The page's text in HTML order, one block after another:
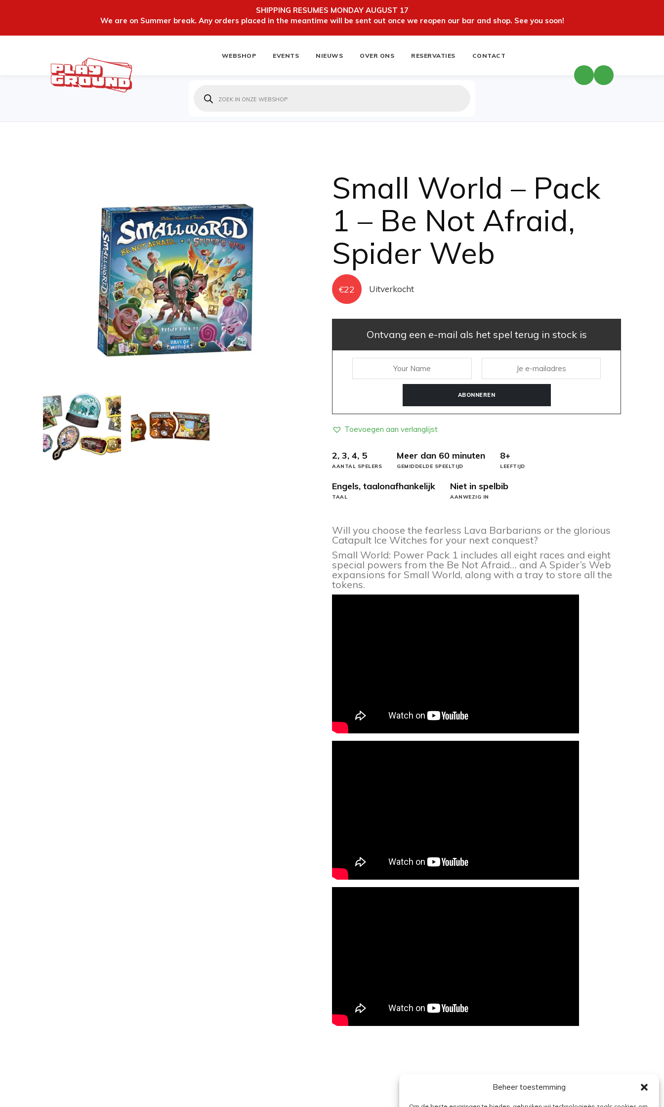
SHIPPING RESUMES MONDAY AUGUST 17
We are on Summer break. Any orders placed in the meantime will be sent out once we reopen our bar and shop. See you soon!
Beheer toestemming
WEBSHOP EVENTS NIEUWS OVER ONS RESERVATIES CONTACT
zoeken
Small World – Pack
1 – Be Not Afraid,
Spider Web
€22 Uitverkocht
Ontvang een e-mail als het spel terug in stock is
ABONNEREN
Toevoegen aan verlanglijst
2, 3, 4, 5
AANTAL SPELERS
Meer dan 60 minuten
GEMIDDELDE SPEELTIJD
8+
LEEFTIJD
Engels, taalonafhankelijk
TAAL
Niet in spelbib
AANWEZIG IN
Will you choose the fearless Lava Barbarians or the glorious
Catapult Ice Witches for your next conquest?
Small World: Power Pack 1 includes all eight races and eight
special powers from the Be Not Afraid… and A Spider’s Web
expansions for Small World, along with a tray to store all the
tokens.